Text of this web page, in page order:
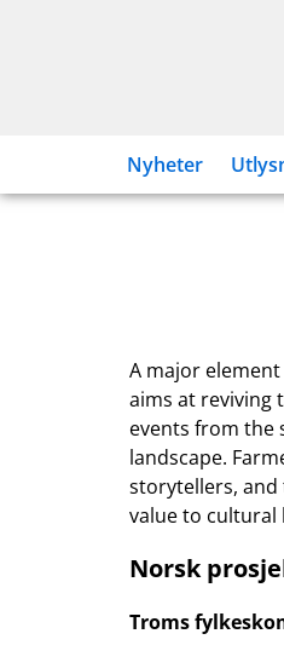
Nyheter
A major
aims at reviving
events from the
landscape.
storytellers,
value to cultural
Norsk
Troms